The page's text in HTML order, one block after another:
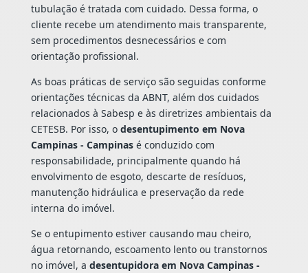
tubulação é tratada com cuidado. Dessa forma, o
cliente recebe um atendimento mais transparente,
sem procedimentos desnecessários e com
orientação profissional.
As boas práticas de serviço são seguidas conforme
orientações técnicas da ABNT, além dos cuidados
relacionados à Sabesp e às diretrizes ambientais da
CETESB. Por isso, o desentupimento em Nova
Campinas - Campinasé conduzido com
responsabilidade, principalmente quando há
envolvimento de esgoto, descarte de resíduos,
manutenção hidráulica e preservação da rede
interna do imóvel.
Se o entupimento estiver causando mau cheiro,
água retornando, escoamento lento ou transtornos
no imóvel, a desentupidora em Nova Campinas -